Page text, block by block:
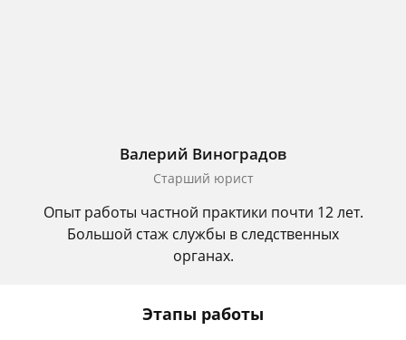
Валерий Виноградов
Старший юрист
Опыт работы частной практики почти 12 лет.
Большой стаж службы в следственных
органах.
Этапы работы